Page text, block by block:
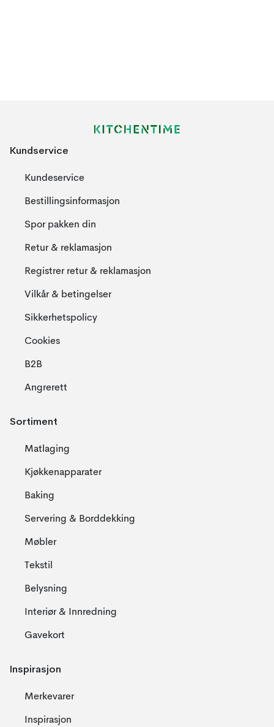
Kundservice
Kundeservice
Bestillingsinformasjon
Spor pakken din
Retur & reklamasjon
Registrer retur & reklamasjon
Vilkår & betingelser
Sikkerhetspolicy
Cookies
B2B
Angrerett
Sortiment
Matlaging
Kjøkkenapparater
Baking
Servering & Borddekking
Møbler
Tekstil
Belysning
Interiør & Innredning
Gavekort
Inspirasjon
Merkevarer
Inspirasjon